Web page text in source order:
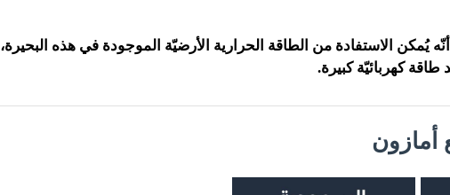
يُمكن الاستفادة من الطاقة الحرارية الأرضيّة الموجودة في هذه البحيرة،
طاقة كهربائيّة كبيرة.